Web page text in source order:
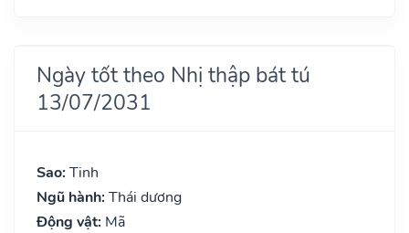
Ngày tốt theo Nhị thập bát tú
13/07/2031
Sao: Tinh
Ngũ hành: Thái dương
Động vật: Mã